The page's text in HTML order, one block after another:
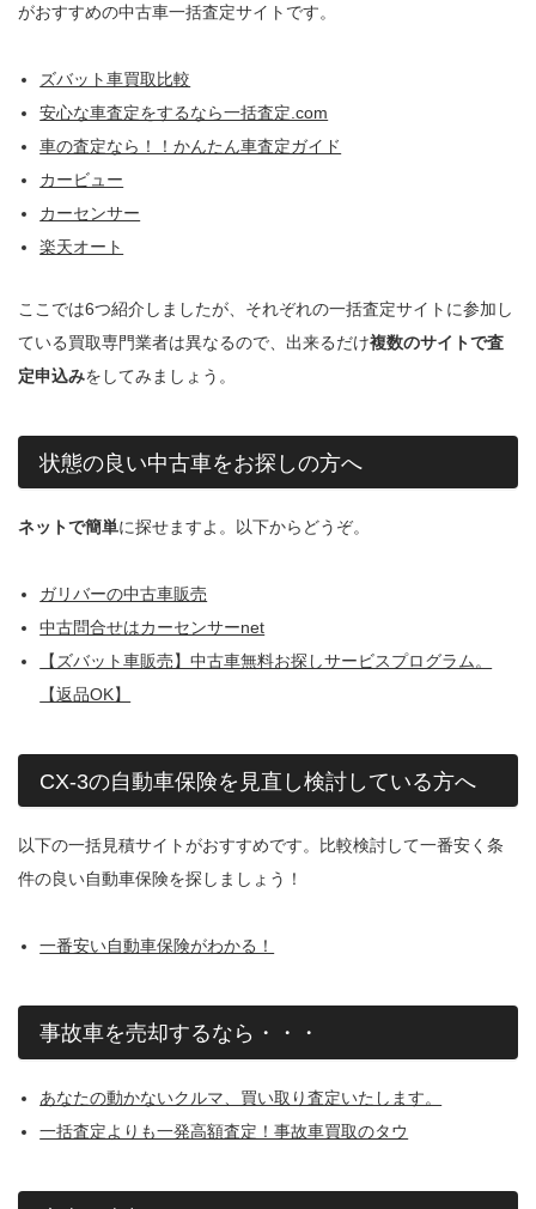
がおすすめの中古車一括査定サイトです。
ズバット車買取比較
安心な車査定をするなら一括査定.com
車の査定なら！！かんたん車査定ガイド
カービュー
カーセンサー
楽天オート
ここでは6つ紹介しましたが、それぞれの一括査定サイトに参加し
ている買取専門業者は異なるので、出来るだけ複数のサイトで査
定申込みをしてみましょう。
状態の良い中古車をお探しの方へ
ネットで簡単に探せますよ。以下からどうぞ。
ガリバーの中古車販売
中古問合せはカーセンサーnet
【ズバット車販売】中古車無料お探しサービスプログラム。
【返品OK】
CX-3の自動車保険を見直し検討している方へ
以下の一括見積サイトがおすすめです。比較検討して一番安く条
件の良い自動車保険を探しましょう！
一番安い自動車保険がわかる！
事故車を売却するなら・・・
あなたの動かないクルマ、買い取り査定いたします。
一括査定よりも一発高額査定！事故車買取のタウ